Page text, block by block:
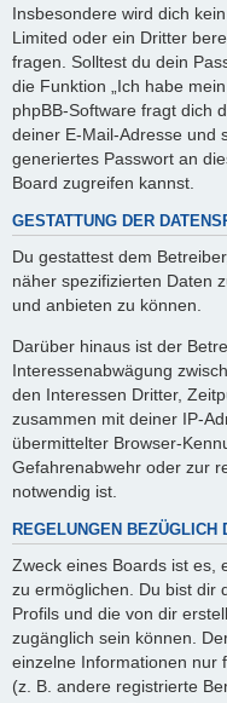
Insbesondere wird dich
Limited oder ein Dritter
fragen. Solltest du dein
die Funktion „Ich habe
phpBB-Software fragt dich
deiner E-Mail-Adresse und
generiertes Passwort an
Board zugreifen kannst.
GESTATTUNG DER
Du gestattest dem
näher spezifizierten Daten
und anbieten zu können.
Darüber hinaus ist der
Interessenabwägung
den Interessen Dritter,
zusammen mit deiner IP-
übermittelter Browser-
Gefahrenabwehr oder zur
notwendig ist.
REGELUNGEN BEZÜGLICH
Zweck eines Boards ist es,
zu ermöglichen. Du bist dir
Profils und die von dir
zugänglich sein können.
einzelne Informationen nur
(z. B. andere registrierte